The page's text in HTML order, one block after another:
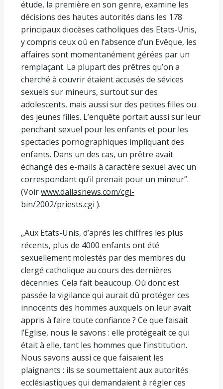
étude, la première en son genre, examine les
décisions des hautes autorités dans les 178
principaux diocèses catholiques des Etats-Unis,
y compris ceux où en l’absence d’un Evêque, les
affaires sont momentanément gérées par un
remplaçant. La plupart des prêtres qu’on a
cherché à couvrir étaient accusés de sévices
sexuels sur mineurs, surtout sur des
adolescents, mais aussi sur des petites filles ou
des jeunes filles. L’enquête portait aussi sur leur
penchant sexuel pour les enfants et pour les
spectacles pornographiques impliquant des
enfants. Dans un des cas, un prêtre avait
échangé des e-mails à caractère sexuel avec un
correspondant qu’il prenait pour un mineur”.
(Voirwww.dallasnews.com/cgi-
bin/2002/priests.cgi ).
„Aux Etats-Unis, d’après les chiffres les plus
récents, plus de 4000 enfants ont été
sexuellement molestés par des membres du
clergé catholique au cours des dernières
décennies. Cela fait beaucoup. Où donc est
passée la vigilance qui aurait dû protéger ces
innocents des hommes auxquels on leur avait
appris à faire toute confiance ? Ce que faisait
l’Eglise, nous le savons : elle protégeait ce qui
était à elle, tant les hommes que l’institution.
Nous savons aussi ce que faisaient les
plaignants : ils se soumettaient aux autorités
ecclésiastiques qui demandaient à régler ces